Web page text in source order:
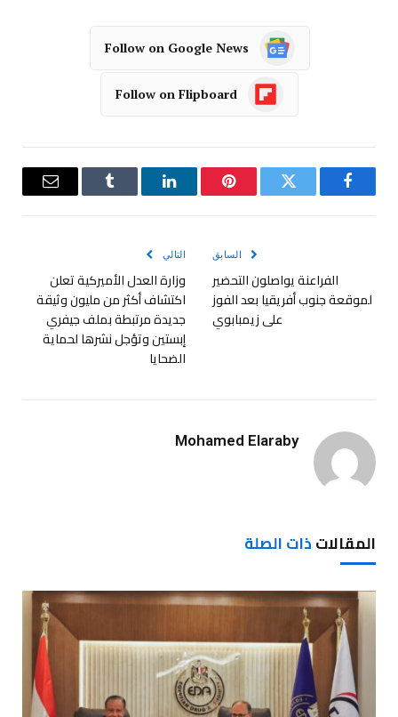
Follow on Google News
Follow on Flipboard
فيسبوك تويتر بينتيريستلينكدإن Tumblr
البريد
السابق
الفراعنة يواصلون التحضير
لموقعة جنوب أفريقيا بعد الفوز
على زيمبابوي
التالي
وزارة العدل الأميركية تعلن
اكتشاف أكثر من مليون وثيقة
جديدة مرتبطة بملف جيفري
إبستين وتؤجل نشرها لحماية
الضحايا
Mohamed Elaraby
المقالاتذات الصلة